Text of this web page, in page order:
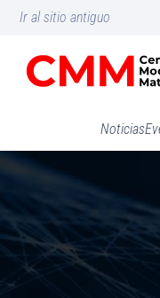
Ir al sitio antiguo
Noticias